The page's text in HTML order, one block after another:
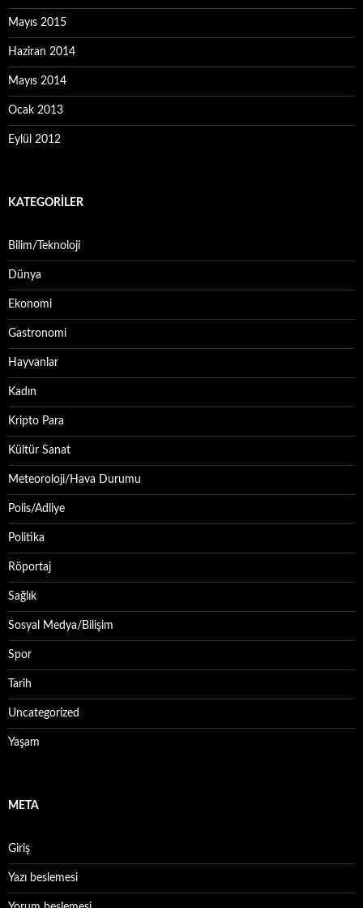
Mayıs 2015
Haziran 2014
Mayıs 2014
Ocak 2013
Eylül 2012
KATEGORILER
Bilim/Teknoloji
Dünya
Ekonomi
Gastronomi
Hayvanlar
Kadın
Kripto Para
Kültür Sanat
Meteoroloji/Hava Durumu
Polis/Adliye
Politika
Röportaj
Sağlık
Sosyal Medya/Bilişim
Spor
Tarih
Uncategorized
Yaşam
META
Giriş
Yazı beslemesi